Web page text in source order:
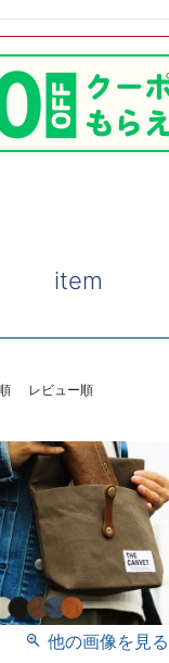
item
レビュー順
他の画像を見る